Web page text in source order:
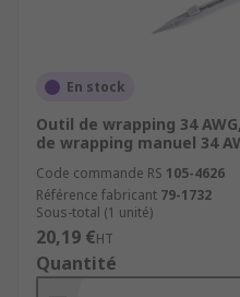
En stock
Outil de wrapping 34
de wrapping manuel 34
Code commande RS 105-4626
Référence fabricant 79-1732
Sous-total (1 unité)
20,19 €HT
Quantité